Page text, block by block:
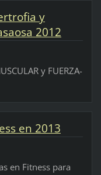
y
2012
y FUERZA-
en 2013
en Fitness para